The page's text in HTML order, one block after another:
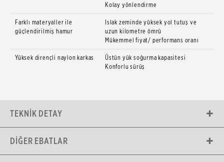
Kolay yönlendirme
Farklı materyaller ile
güçlendirilmiş hamur
Islak zeminde yüksek yol tutuş ve
uzun kilometre ömrü
Mükemmel fiyat/ performans oranı
Yüksek dirençli naylon karkas
Üstün yük soğurma kapasitesi
Konforlu sürüş
TEKNIK DETAY
DIĞER EBATLAR